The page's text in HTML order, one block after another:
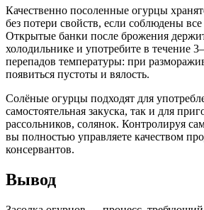
Качественно посоленные огурцы
без потери свойств, если соблюдены
Открытые банки после брожения
холодильнике и употребите в течение
перепадов температуры: при
появиться пустоты и вялость.
Солёные огурцы подходят для
самостоятельная закуска, так и для
рассольников, солянок. Контролируя
вы полностью управляете качеством
консервантов.
Вывод